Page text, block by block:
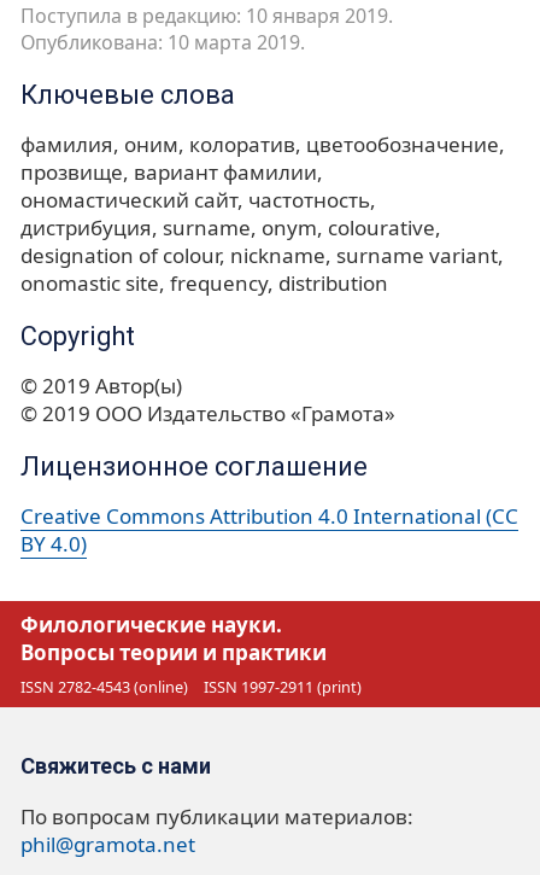
Поступила в редакцию: 10 января 2019.
Опубликована: 10 марта 2019.
Ключевые слова
фамилия оним колоратив цветообозначение
прозвище вариант фамилии
ономастический сайт частотность
дистрибуция surname onym colourative
designation of colour nickname surname variant
onomastic site frequency distribution
Copyright
© 2019 Автор(ы)
© 2019 ООО Издательство «Грамота»
Лицензионное соглашение
Creative Commons Attribution 4.0 International (CC
BY 4.0)
Филологические науки.
Вопросы теории и практики
ISSN 2782-4543 (online) ISSN 1997-2911 (print)
Свяжитесь с нами
По вопросам публикации материалов:
phil@gramota.net